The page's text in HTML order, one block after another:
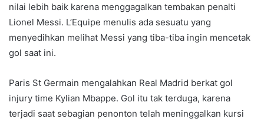
nilai lebih baik karena menggagalkan tembakan penalti
Lionel Messi. L’Equipe menulis ada sesuatu yang
menyedihkan melihat Messi yang tiba-tiba ingin mencetak
gol saat ini.
Paris St Germain mengalahkan Real Madrid berkat gol
injury time Kylian Mbappe. Gol itu tak terduga, karena
terjadi saat sebagian penonton telah meninggalkan kursi